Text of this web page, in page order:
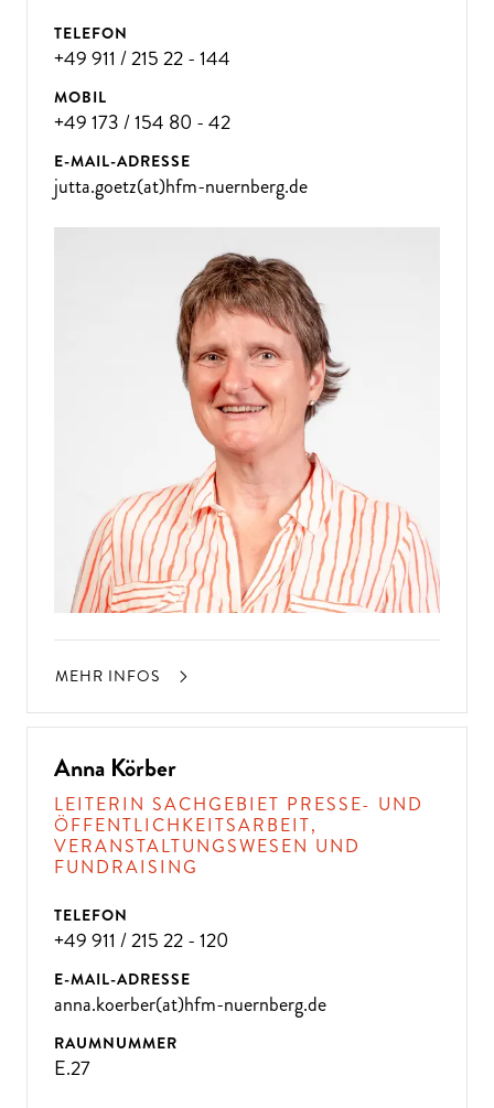
TELEFON
+49 911 / 215 22 - 144
MOBIL
+49 173 / 154 80 - 42
E-MAIL-ADRESSE
jutta.goetz(at)hfm-nuernberg.de
MEHR INFOS
Anna Körber
LEITERIN SACHGEBIET PRESSE- UND
ÖFFENTLICHKEITSARBEIT,
VERANSTALTUNGSWESEN UND
FUNDRAISING
TELEFON
+49 911 / 215 22 - 120
E-MAIL-ADRESSE
anna.koerber(at)hfm-nuernberg.de
RAUMNUMMER
E.27